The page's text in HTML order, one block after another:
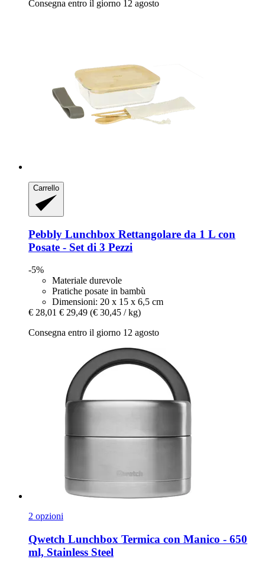
Consegna entro il giorno 12 agosto
Carrello
Pebbly Lunchbox Rettangolare da 1 L con
Posate -​ Set di 3 Pezzi
-5%
Materiale durevole
Pratiche posate in bambù
Dimensioni: 20 x 15 x 6,5 cm
€ 28,01 € 29,49 (€ 30,45 / kg)
Consegna entro il giorno 12 agosto
2 opzioni
Qwetch Lunchbox Termica con Manico -​ 650
ml, Stainless Steel